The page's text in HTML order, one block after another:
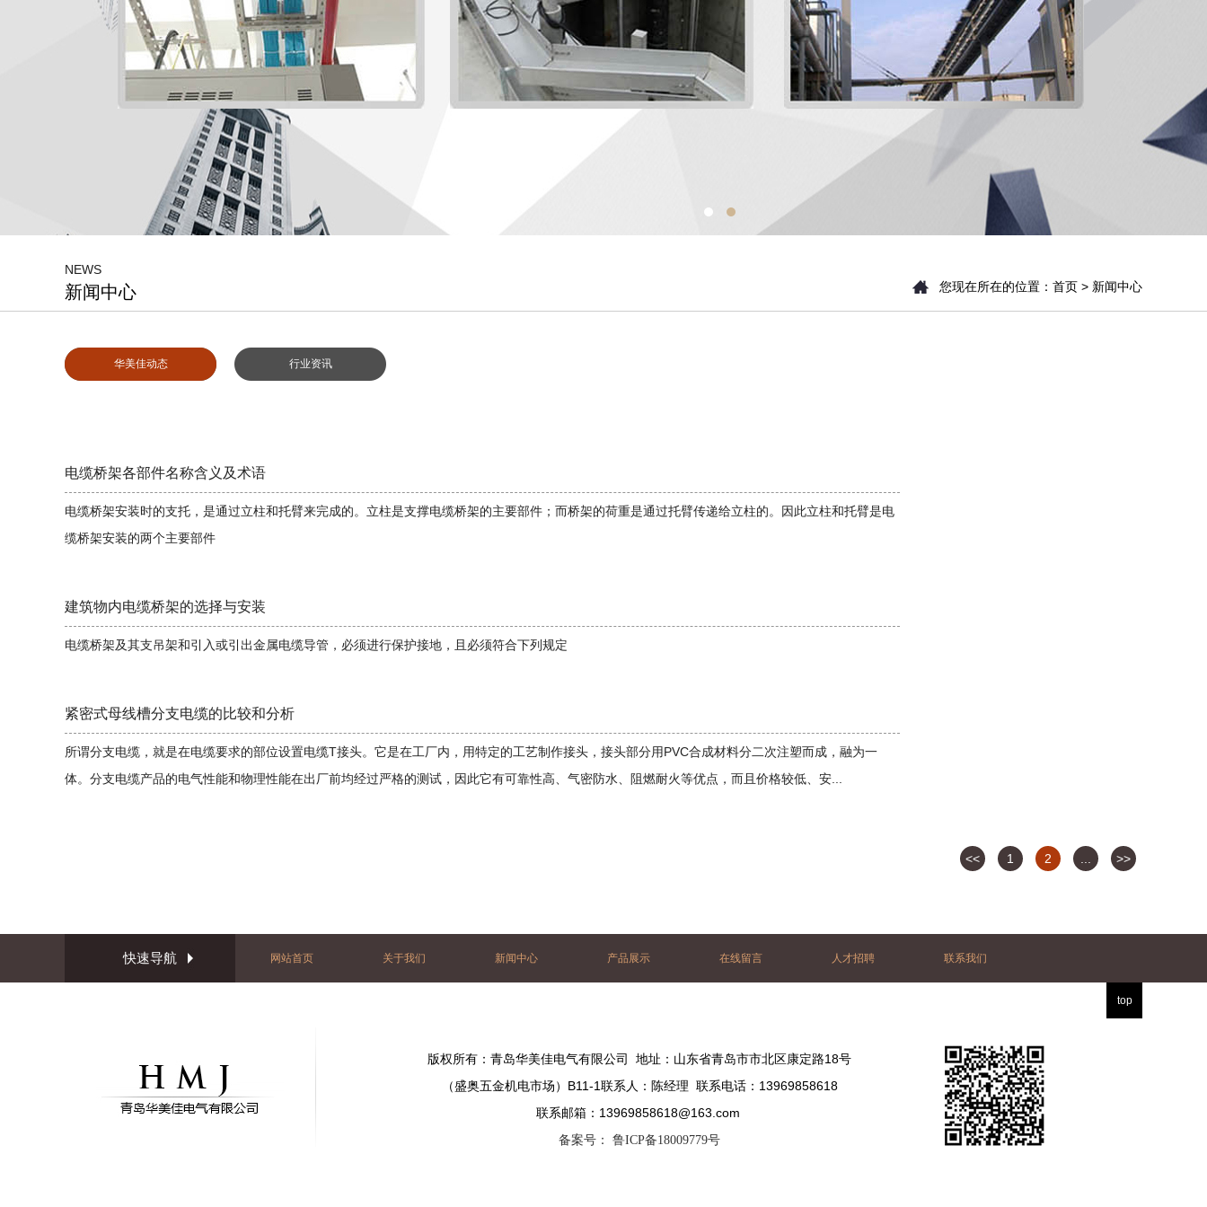
NEWS
新闻中心 您现在所在的位置： 首页 > 新闻中心
华美佳动态 行业资讯
电缆桥架各部件名称含义及术语
电缆桥架安装时的支托，是通过立柱和托臂来完成的。立柱是支撑电缆桥架的主要部件；而桥架的荷重是通过托臂传递给立柱的。因此立柱和托臂是电
缆桥架安装的两个主要部件
建筑物内电缆桥架的选择与安装
电缆桥架及其支吊架和引入或引出金属电缆导管，必须进行保护接地，且必须符合下列规定
紧密式母线槽分支电缆的比较和分析
所谓分支电缆，就是在电缆要求的部位设置电缆T接头。它是在工厂内，用特定的工艺制作接头，接头部分用PVC合成材料分二次注塑而成，融为一
体。分支电缆产品的电气性能和物理性能在出厂前均经过严格的测试，因此它有可靠性高、气密防水、阻燃耐火等优点，而且价格较低、安...
<< 1 2 >>
快速导航 网站首页 关于我们 新闻中心 产品展示 在线留言 人才招聘 联系我们
top
版权所有：青岛华美佳电气有限公司 地址：山东省青岛市市北区康定路18号
（盛奥五金机电市场）B11-1联系人：陈经理 联系电话：13969858618
联系邮箱： 13969858618@163.com
备案号：
鲁ICP备18009779号